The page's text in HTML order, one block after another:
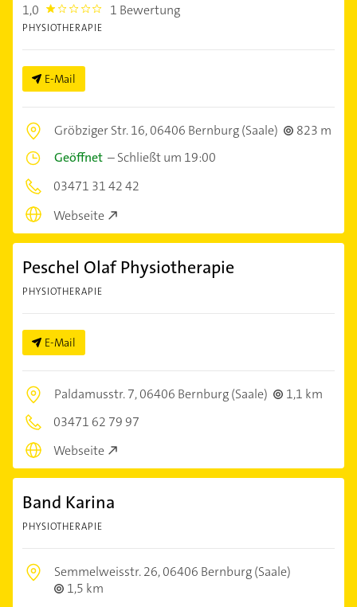
1,0 1.0 1 Bewertung
PHYSIOTHERAPIE
E-Mail
Gröbziger Str. 16,06406 Bernburg (Saale)
823 m
Geöffnet –Schließt um 19:00
03471 31 42 42
Webseite
Peschel Olaf Physiotherapie
PHYSIOTHERAPIE
E-Mail
Paldamusstr. 7,06406 Bernburg (Saale)
1,1 km
03471 62 79 97
Webseite
Band Karina
PHYSIOTHERAPIE
Semmelweisstr. 26,06406 Bernburg (Saale)
1,5 km